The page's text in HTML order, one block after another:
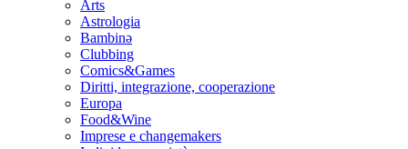
Arts
Astrologia
Bambinə
Clubbing
Comics&Games
Diritti, integrazione, cooperazione
Europa
Food&Wine
Imprese e changemakers